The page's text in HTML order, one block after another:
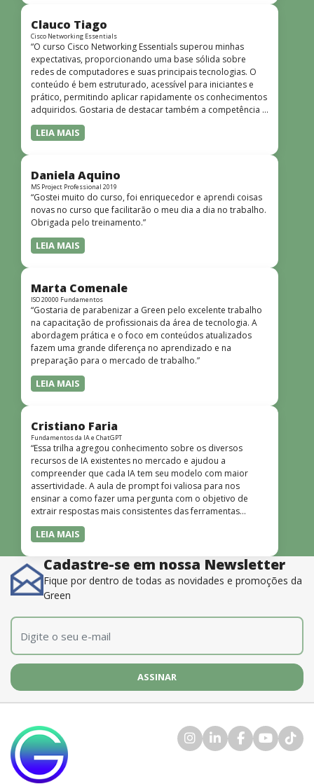
Clauco Tiago
Cisco Networking Essentials
“O curso Cisco Networking Essentials superou minhas
expectativas, proporcionando uma base sólida sobre
redes de computadores e suas principais tecnologias. O
conteúdo é bem estruturado, acessível para iniciantes e
prático, permitindo aplicar rapidamente os conhecimentos
adquiridos. Gostaria de destacar também a competência e
o conhecimento técnico do instrutor Peterson, que
demonstrou total domínio do assunto e soube explicar
dinâmicas e envolventes. Recomendo o curso para todos
que desejam iniciar ou aprofundar seus conhecimentos em
redes!”
LEIA MAIS
Daniela Aquino
MS Project Professional 2019
“Gostei muito do curso, foi enriquecedor e aprendi coisas
novas no curso que facilitarão o meu dia a dia no trabalho.
Obrigada pelo treinamento.”
LEIA MAIS
Marta Comenale
ISO 20000 Fundamentos
“Gostaria de parabenizar a Green pelo excelente trabalho
na capacitação de profissionais da área de tecnologia. A
abordagem prática e o foco em conteúdos atualizados
fazem uma grande diferença no aprendizado e na
preparação para o mercado de trabalho.”
LEIA MAIS
Cristiano Faria
Fundamentos da IA e ChatGPT
“Essa trilha agregou conhecimento sobre os diversos
recursos de IA existentes no mercado e ajudou a
compreender que cada IA tem seu modelo com maior
assertividade. A aula de prompt foi valiosa para nos
ensinar a como fazer uma pergunta com o objetivo de
extrair respostas mais consistentes das ferramentas
disponíveis. O instrutor também é muito bom, além de
dominar o conteúdo, possui uma didática que incentiva o
LEIA MAIS
Cadastre-se em nossa Newsletter
Fique por dentro de todas as novidades e promoções da
Green
E-mail